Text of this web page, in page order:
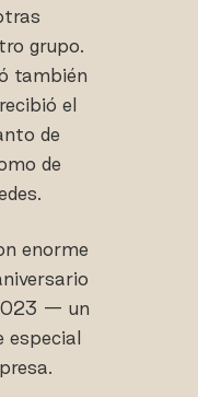
grupo.
también
el
de
de
enorme
— un
especial